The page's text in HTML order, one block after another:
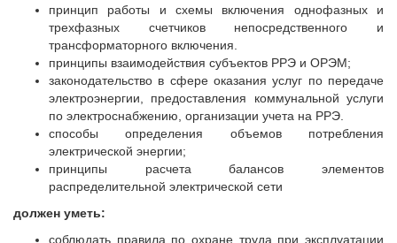
принцип работы и схемы включения однофазных и
трехфазных счетчиков непосредственного и
трансформаторного включения.
принципы взаимодействия субъектов РРЭ и ОРЭМ;
законодательство в сфере оказания услуг по передаче
электроэнергии, предоставления коммунальной услуги
по электроснабжению, организации учета на РРЭ.
способы определения объемов потребления
электрической энергии;
принципы расчета балансов элементов
распределительной электрической сети
должен уметь:
соблюдать правила по охране труда при эксплуатации